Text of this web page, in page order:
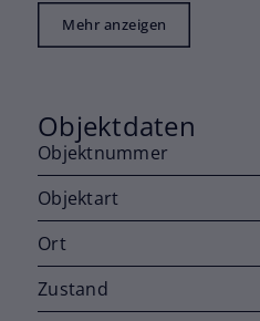
Mehr anzeigen
Objektdaten
Objektnummer
Objektart
Ort
Zustand